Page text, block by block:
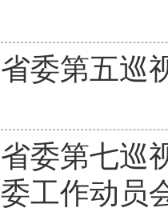
省委第五巡
省委第七巡
委工作动员